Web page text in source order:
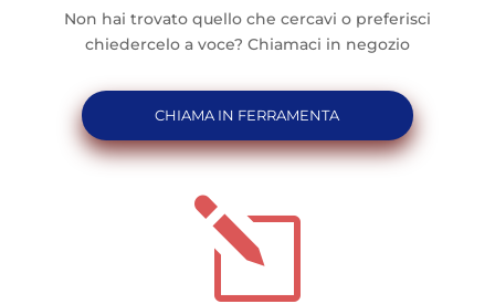
Non hai trovato quello che cercavi o preferisci
chiedercelo a voce? Chiamaci in negozio
CHIAMA IN FERRAMENTA
l